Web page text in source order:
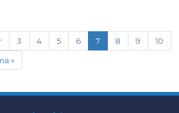
3 4 5 6 7(current)
8 9
10
»